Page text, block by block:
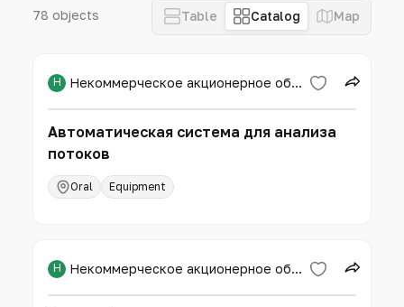
78 objects Table Catalog Map
Н Некоммерческое акционерное общество «Западно-Казахстанский аграрно-технический университет имени Жангир хана»
Автоматическая система для анализа
потоков
Oral Equipment
Н Некоммерческое акционерное общество «Западно-Казахстанский аграрно-технический университет имени Жангир хана»